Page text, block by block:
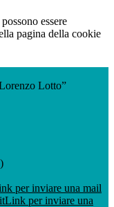
essere
pagina della cookie
Lotto”
per inviare una mail
Link per inviare una